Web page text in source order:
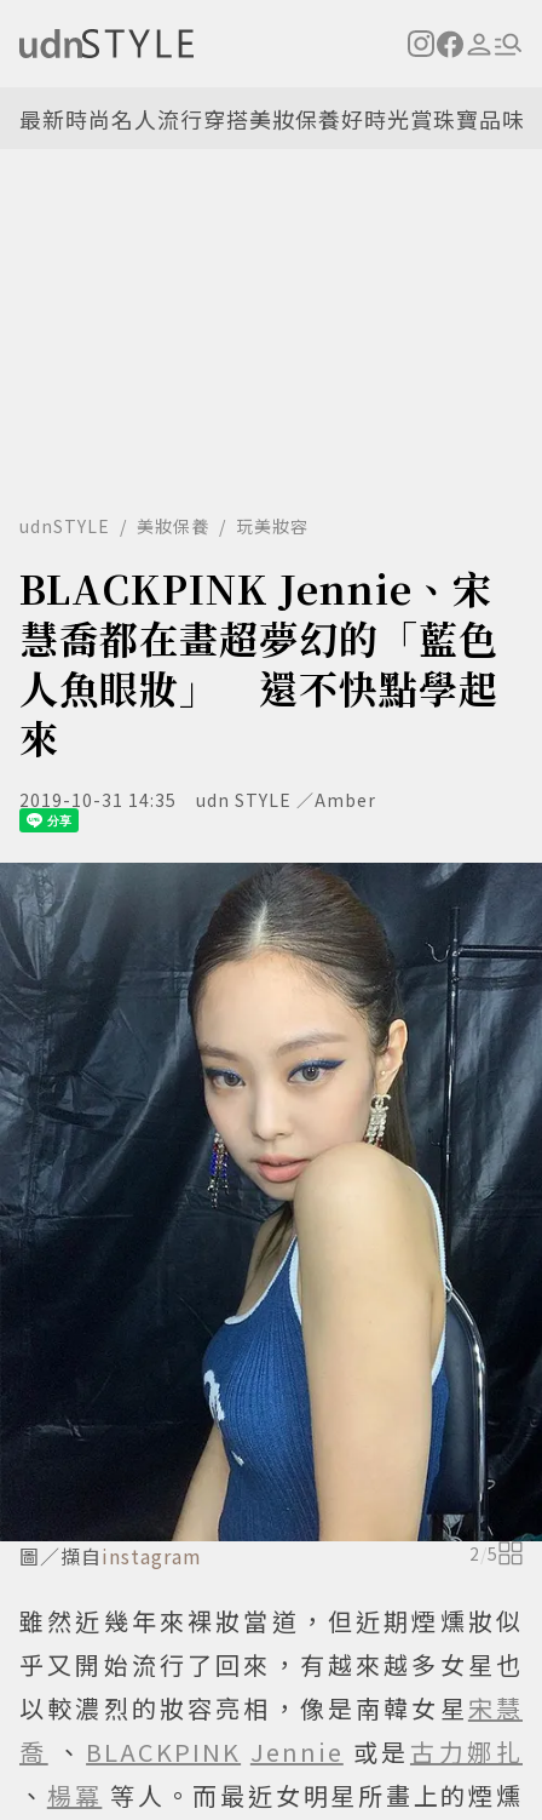
最新時尚名人流行穿搭美妝保養好時光賞珠寶品味
udnSTYLE 美妝保養 玩美妝容
BLACKPINK Jennie、宋
慧喬都在畫超夢幻的「藍色
人魚眼妝」 還不快點學起
來
2019-10-31 14:35 udn STYLE ／Amber
圖／擷自instagram 2/5
雖然近幾年來裸妝當道，但近期煙燻妝似
乎又開始流行了回來，有越來越多女星也
以較濃烈的妝容亮相，像是南韓女星 宋慧
喬
、 BLACKPINK Jennie 或是 古力娜扎
、 楊冪 等人。而最近女明星所畫上的煙燻